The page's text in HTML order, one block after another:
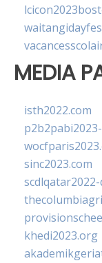
MEDIA
isth2022.com
sinc2023.com
scdlqatar2022-
khedi2023.org